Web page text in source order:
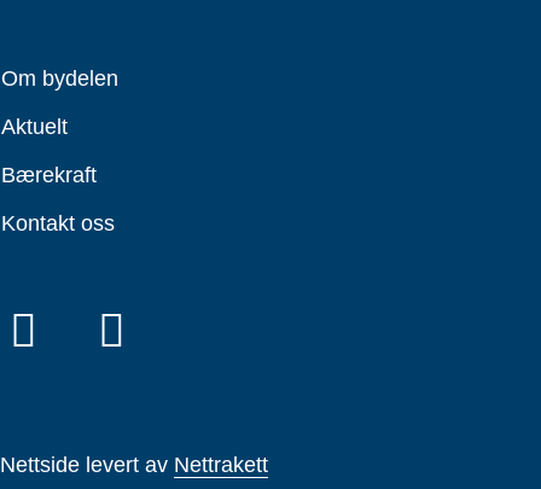
Om bydelen
Aktuelt
Bærekraft
Kontakt oss
Nettside levert av Nettrakett